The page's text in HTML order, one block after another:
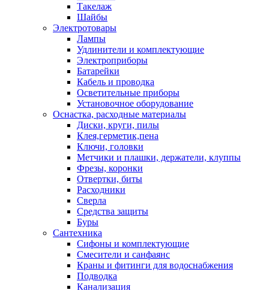
Такелаж
Шайбы
Электротовары
Лампы
Удлинители и комплектующие
Электроприборы
Батарейки
Кабель и проводка
Осветительные приборы
Установочное оборудование
Оснастка, расходные материалы
Диски, круги, пилы
Клея,герметик,пена
Ключи, головки
Метчики и плашки, держатели, клуппы
Фрезы, коронки
Отвертки, биты
Расходники
Сверла
Средства защиты
Буры
Сантехника
Сифоны и комплектующие
Смесители и санфаянс
Краны и фитинги для водоснабжения
Подводка
Канализация